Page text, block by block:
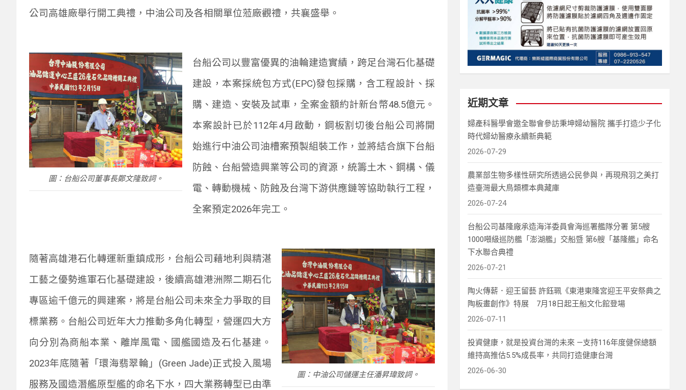
公司高雄廠舉行開工典禮，中油公司及各相關單位蒞廠觀禮，共襄盛舉。
圖：台船公司董事長鄭文隆致詞。
台船公司以豐富優異的油輪建造實績，跨足台灣石化基礎
建設，本案採統包方式(EPC)發包採購，含工程設計、採
購、建造、安裝及試車，全案金額約計新台幣48.5億元。
本案設計已於112年4月啟動，鋼板割切後台船公司將開
始進行中油公司油槽案預製組裝工作，並將結合旗下台船
防蝕、台船營造興業等公司的資源，統籌土木、鋼構、儀
電、轉動機械、防蝕及台灣下游供應鏈等協助執行工程，
全案預定2026年完工。
圖：中油公司儲運主任潘昇瑋致詞。
隨著高雄港石化轉運新重鎮成形，台船公司藉地利與精湛
工藝之優勢進軍石化基礎建設，後續高雄港洲際二期石化
專區逾千億元的興建案，將是台船公司未來全力爭取的目
標業務。台船公司近年大力推動多角化轉型，營運四大方
向分別為商船本業、離岸風電、國艦國造及石化基建。
2023年底隨著「環海翡翠輪」 (Green Jade)正式投入風場
服務及國造潛艦原型艦的命名下水，四大業務轉型已由準
近期文章
婦產科醫學會邀全聯會參訪秉坤婦幼醫院 攜手打造少子化
時代婦幼醫療永續新典範
2026-07-29
農業部生物多樣性研究所透過公民參與，再現飛羽之美打
造臺灣最大鳥類標本典藏庫
2026-07-24
台船公司基隆廠承造海洋委員會海巡署艦隊分署 第5艘
1000噸級巡防艦「澎湖艦」交船暨 第6艘「基隆艦」命名
下水聯合典禮
2026-07-21
陶火傳薪．迎王留藝 許鈺珮《東港東隆宮迎王平安祭典之
陶板畫創作》特展 7月18日起王船文化館登場
2026-07-11
投資健康，就是投資台灣的未來 —支持116年度健保總額
維持高推估5.5%成長率，共同打造健康台灣
2026-06-30